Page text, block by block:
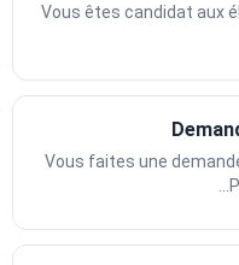
Vous êtes candidat aux
Vous faites une